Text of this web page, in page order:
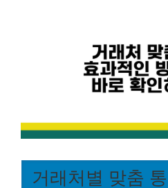
거래처별 맞춤